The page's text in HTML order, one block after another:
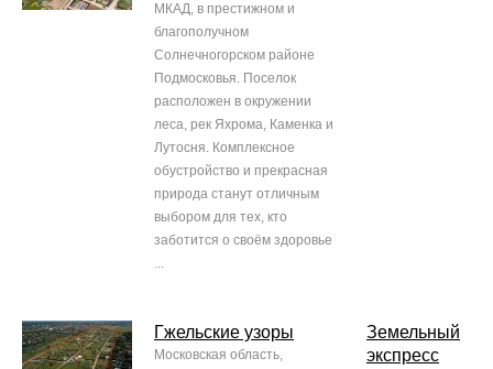
МКАД, в престижном и
благополучном
Солнечногорском районе
Подмосковья. Поселок
расположен в окружении
леса, рек Яхрома, Каменка и
Лутосня. Комплексное
обустройство и прекрасная
природа станут отличным
выбором для тех, кто
заботится о своём здоровье
...
Гжельские узоры
Московская область,
Земельный
экспресс